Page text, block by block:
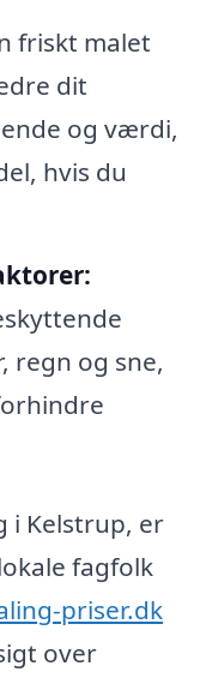
friskt malet
dit
og værdi,
hvis du
regn og sne,
i Kelstrup, er
fagfolk
priser.dk
over